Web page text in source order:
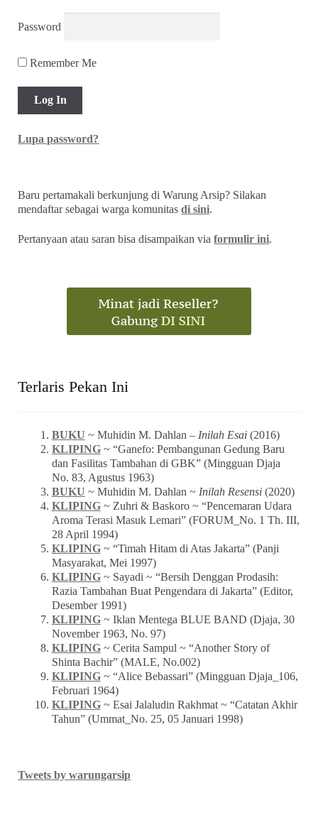
Password
Remember Me
Lupa password?
Baru pertamakali berkunjung di Warung Arsip? Silakan
mendaftar sebagai warga komunitasdi sini.
Pertanyaan atau saran bisa disampaikan viaformulir ini.
Terlaris Pekan Ini
BUKU ~ Muhidin M. Dahlan – Inilah Esai(2016)
KLIPING~ “Ganefo: Pembangunan Gedung Baru
dan Fasilitas Tambahan di GBK” (Mingguan Djaja
No. 83, Agustus 1963)
BUKU ~ Muhidin M. Dahlan ~ Inilah Resensi(2020)
KLIPING~ Zuhri & Baskoro ~ “Pencemaran Udara
Aroma Terasi Masuk Lemari” (FORUM_No. 1 Th. III,
28 April 1994)
KLIPING~ “Timah Hitam di Atas Jakarta” (Panji
Masyarakat, Mei 1997)
KLIPING~ Sayadi ~ “Bersih Denggan Prodasih:
Razia Tambahan Buat Pengendara di Jakarta” (Editor,
Desember 1991)
KLIPING~ Iklan Mentega BLUE BAND (Djaja, 30
November 1963, No. 97)
KLIPING~ Cerita Sampul ~ “Another Story of
Shinta Bachir” (MALE, No.002)
KLIPING~ “Alice Bebassari” (Mingguan Djaja_106,
Februari 1964)
KLIPING~ Esai Jalaludin Rakhmat ~ “Catatan Akhir
Tahun” (Ummat_No. 25, 05 Januari 1998)
Tweets by warungarsip